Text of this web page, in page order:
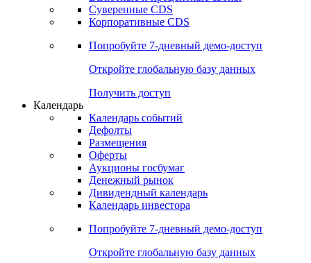
Получить доступ
Деривативы
Валютные и процентные свопы
Корпоративные CDS
Попробуйте7-дневный
Откройте глобальную базу данных
Получить доступ
Календарь
Календарь событий
Дефолты
Размещения
Оферты
Денежный рынок
Календарь инвестора